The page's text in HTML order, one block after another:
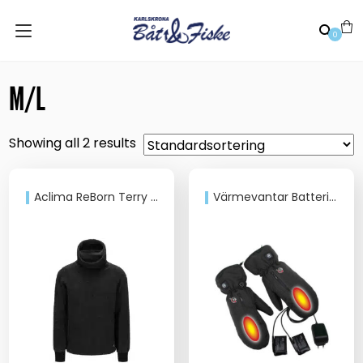
0
M/L
Showing all 2 results
Aclima ReBorn Terry Pullover U Värmevantar Batteridrivna Wiggler